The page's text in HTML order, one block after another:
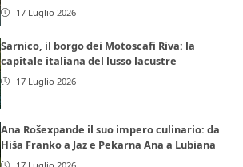
17 Luglio 2026
Sarnico, il borgo dei Motoscafi Riva: la
capitale italiana del lusso lacustre
17 Luglio 2026
Ana Rošexpande il suo impero culinario: da
Hiša Franko a Jaz e Pekarna Ana a Lubiana